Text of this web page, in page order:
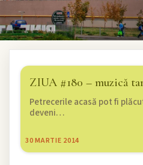
ZIUA #180 – muzică
30MARTIE 2014
Petrecerile acasă pot fi
deveni…